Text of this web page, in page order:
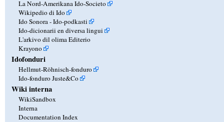
La Nord-Amerikana Ido-Societo
Wikipedio di Ido
Ido Sonora - Ido-podkasti
Ido-dicionarii en diversa lingui
L'arkivo dil olima Editerio
Krayono
Idofonduri
Hellmut-Röhnisch-fonduro
Ido-fonduro Juste&Co
Wiki interna
WikiSandbox
Interna
Documentation Index